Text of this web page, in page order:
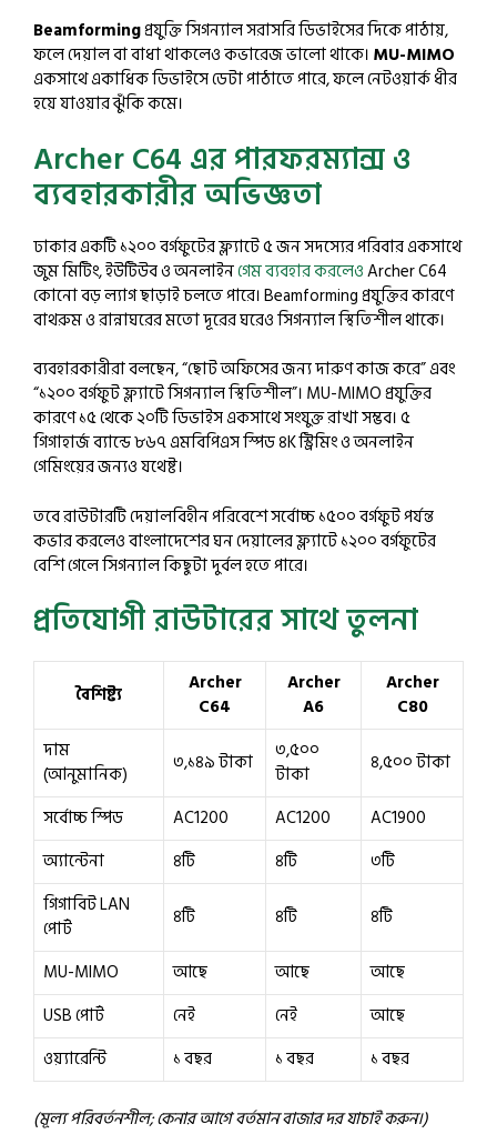
Beamformingপ্রযুক্তি সিগন্যাল সরাসরি ডিভাইসের দিকে পাঠায়,
ফলে দেয়াল বা বাধা থাকলেও কভারেজ ভালো থাকে। MU-MIMO
একসাথে একাধিক ডিভাইসে ডেটা পাঠাতে পারে, ফলে নেটওয়ার্ক ধীর
হয়ে যাওয়ার ঝুঁকি কমে।
Archer C64 এর পারফরম্যান্স ও
ব্যবহারকারীর অভিজ্ঞতা
ঢাকার একটি ১২০০ বর্গফুটের ফ্ল্যাটে ৫ জন সদস্যের পরিবার একসাথে
জুম মিটিং, ইউটিউব ও অনলাইনগেম ব্যবহার করলেওArcher C64
কোনো বড় ল্যাগ ছাড়াই চলতে পারে। Beamforming প্রযুক্তির কারণে
বাথরুম ও রান্নাঘরের মতো দূরের ঘরেও সিগন্যাল স্থিতিশীল থাকে।
ব্যবহারকারীরা বলছেন, “ছোট অফিসের জন্য দারুণ কাজ করে” এবং
“১২০০ বর্গফুট ফ্ল্যাটে সিগন্যাল স্থিতিশীল”। MU-MIMO প্রযুক্তির
কারণে ১৫ থেকে ২০টি ডিভাইস একসাথে সংযুক্ত রাখা সম্ভব। ৫
গিগাহার্জ ব্যান্ডে ৮৬৭ এমবিপিএস স্পিড ৪K স্ট্রিমিং ও অনলাইন
গেমিংয়ের জন্যও যথেষ্ট।
তবে রাউটারটি দেয়ালবিহীন পরিবেশে সর্বোচ্চ ১৫০০ বর্গফুট পর্যন্ত
কভার করলেও বাংলাদেশের ঘন দেয়ালের ফ্ল্যাটে ১২০০ বর্গফুটের
বেশি গেলে সিগন্যাল কিছুটা দুর্বল হতে পারে।
প্রতিযোগী রাউটারের সাথে তুলনা
বৈশিষ্ট্য
Archer
C64
Archer
A6
Archer
C80
দাম
(আনুমানিক)
৩,১৪৯ টাকা
৩,৫০০
টাকা
৪,৫০০ টাকা
সর্বোচ্চ স্পিড
AC1200 AC1200
AC1900
অ্যান্টেনা
৪টি ৪টি
৩টি
গিগাবিট LAN
পোর্ট
৪টি ৪টি
৪টি
MU-MIMO
আছে আছে
আছে
USB পোর্ট
নেই নেই
আছে
ওয়্যারেন্টি
১ বছর ১ বছর ১ বছর
(মূল্য পরিবর্তনশীল; কেনার আগে বর্তমান বাজার দর যাচাই করুন।)